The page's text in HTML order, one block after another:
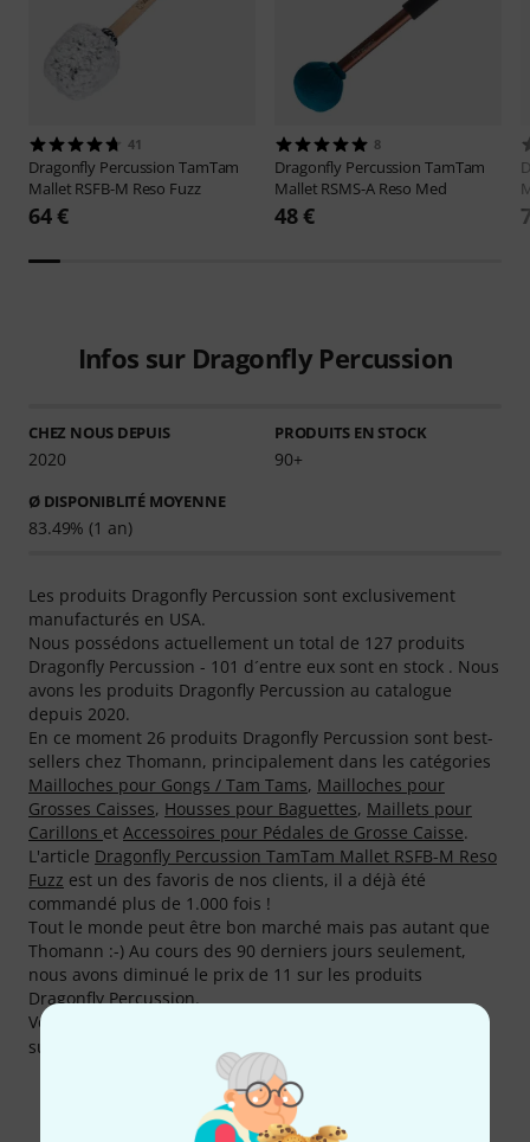
41
Dragonfly Percussion TamTam
Mallet RSFB-M Reso Fuzz
64 €
8
Dragonfly Percussion TamTam
Mallet RSMS-A Reso Med
48 €
Infos sur Dragonfly Percussion
CHEZ NOUS DEPUIS
2020
PRODUITS EN STOCK
90+
Ø DISPONIBLITÉ MOYENNE
83.49% (1 an)
Les produits Dragonfly Percussion sont exclusivement
manufacturés en USA.
Nous possédons actuellement un total de 127 produits
Dragonfly Percussion - 101 d´entre eux sont en stock . Nous
avons les produits Dragonfly Percussion au catalogue
depuis 2020.
En ce moment 26 produits Dragonfly Percussion sont best-
sellers chez Thomann, principalement dans les catégories
Mailloches pour Gongs / Tam Tams, Mailloches pour
Grosses Caisses, Housses pour Baguettes, Maillets pour
Carillons et Accessoires pour Pédales de Grosse Caisse.
L'article Dragonfly Percussion TamTam Mallet RSFB-M Reso
Fuzz est un des favoris de nos clients, il a déjà été
commandé plus de 1.000 fois !
Tout le monde peut être bon marché mais pas autant que
Thomann :-) Au cours des 90 derniers jours seulement,
nous avons diminué le prix de 11 sur les produits
Dragonfly Percussion.
Vous pouvez trouver plus d'informations sur le fabricant
sur
http://dragonflypercussion.com